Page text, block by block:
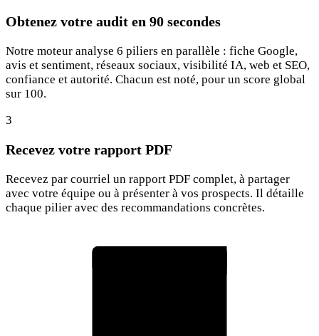
Obtenez votre audit en 90 secondes
Notre moteur analyse 6 piliers en parallèle : fiche Google,
avis et sentiment, réseaux sociaux, visibilité IA, web et SEO,
confiance et autorité. Chacun est noté, pour un score global
sur 100.
3
Recevez votre rapport PDF
Recevez par courriel un rapport PDF complet, à partager
avec votre équipe ou à présenter à vos prospects. Il détaille
chaque pilier avec des recommandations concrètes.